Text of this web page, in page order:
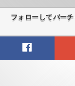
フォローしてバー